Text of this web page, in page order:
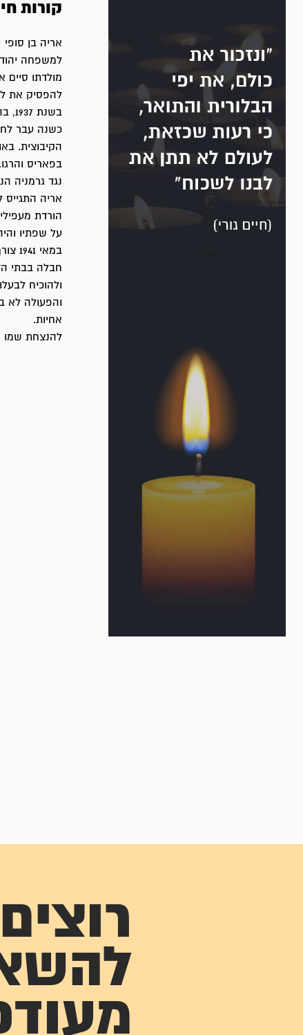
קורות
למשפחה
מולדתו
להפסיק את
כשנה עבר
הקיבוצית.
בפאריס
נגד גרמניה
אריה התגייס
הורדת
על שפתיו
חבלה בבתי
ולהוכיח
והפעולה לא
אחיות.
להנצחת שמו
רוצים